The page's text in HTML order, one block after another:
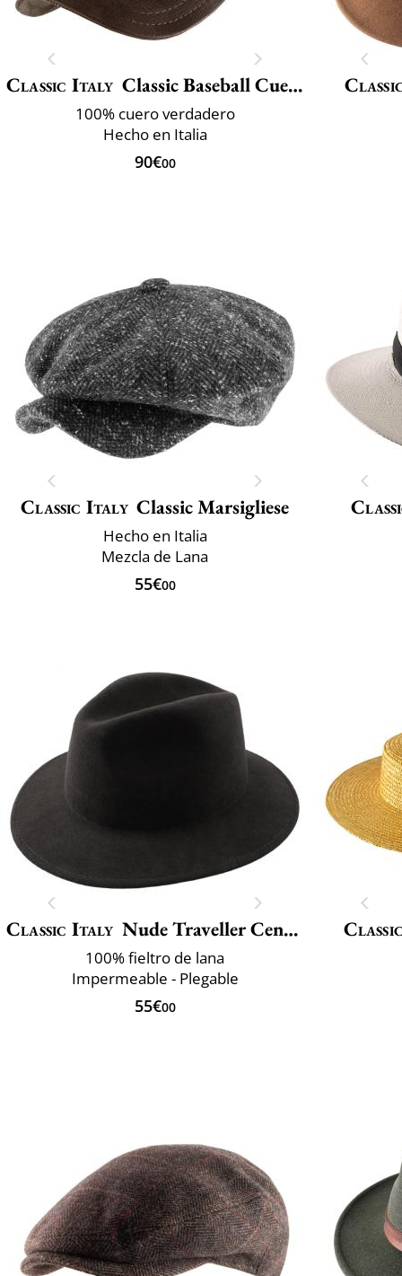
Classic Italy Classic Baseball Cuero
100% cuero verdadero
Hecho en Italia
90€00
Classic Italy Classic Marsigliese
Hecho en Italia
Mezcla de Lana
55€00
Classic Italy Nude Traveller Center Dent
100% fieltro de lana
Impermeable - Plegable
55€00